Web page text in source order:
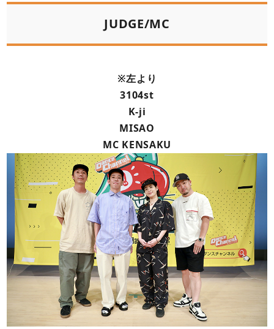
JUDGE/MC
※左より
3104st
K-ji
MISAO
MC KENSAKU